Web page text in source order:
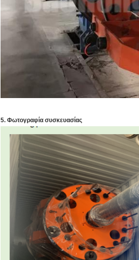
5. Φωτογραφία συσκευασίας